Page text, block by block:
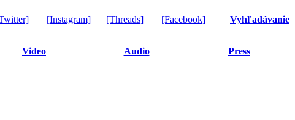
[Instagram] [Threads] [Facebook] Vyhľadávanie
Video Audio Press